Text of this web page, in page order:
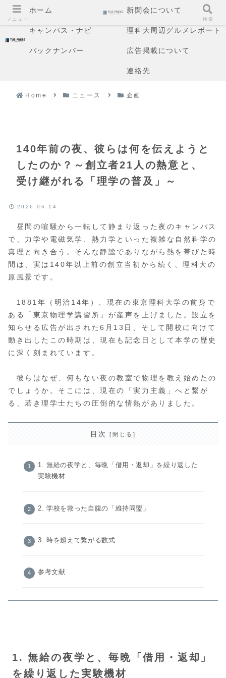
ホーム 新聞会について
キャンパス・ナビ 理科大周辺グルメレポート
バックナンバー 広告掲載について
連絡先
Home ニュース 企画
140年前の夜、彼らは何を伝えようと
したのか？～創立者21人の熱意と、
受け継がれる「理学の普及」～
2026.06.14
昼間の喧騒から一転して静まり返った夜のキャンパス
で、力学や電磁気学、熱力学といった複雑な自然科学の
真理と向き合う。そんな静謐でありながら熱を帯びた時
間は、実は140年以上前の創立当初から続く、理科大の
原風景です。
1881年（明治14年）、現在の東京理科大学の前身で
ある「東京物理学講習所」が産声を上げました。設立を
知らせる広告が出された6月13日、そして開校に向けて
動き出したこの時期は、現在も記念日として本学の歴史
に深く刻まれています。
彼らはなぜ、何もない夜の教室で物理を教え始めたの
でしょうか。そこには、現在の「実力主義」へと繋が
る、若き理学士たちの圧倒的な情熱がありました。
目次
1. 無給の夜学と、毎晩「借用・返却」を繰り返した
実験機材
2. 学校を救った自腹の「維持同盟」
3. 時を超えて繋がる数式
参考文献
1. 無給の夜学と、毎晩「借用・返却」
を繰り返した実験機材
メニュー 検索